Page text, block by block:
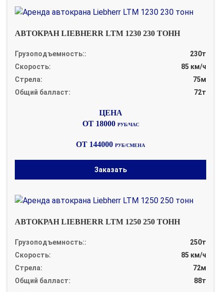
АВТОКРАН LIEBHERR LTM 1230 230 ТОНН
Грузоподъемность::
230т
Скорость:
85 км/ч
Стрела:
75м
Общий балласт:
72т
ОТ 18000 РУБ/ЧАС
ОТ 144000 РУБ/СМЕНА
Заказать
АВТОКРАН LIEBHERR LTM 1250 250 ТОНН
Грузоподъемность::
250т
Скорость:
85 км/ч
Стрела:
72м
Общий балласт:
88т